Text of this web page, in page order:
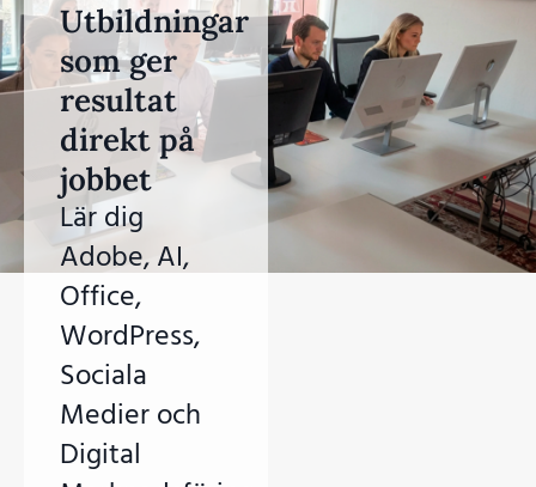
Utbildningar
som ger
resultat
direkt på
jobbet
Lär dig
Adobe, AI,
Office,
WordPress,
Sociala
Medier och
Digital